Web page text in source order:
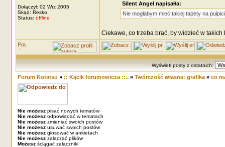
Dołączył: 02 Wrz 2005
Skąd: Resko
Status: offline
Silent Angel napisał/a:
Nie mogłabym mieć takiej tapety na
Ciekawe, co trzeba brać, by widzieć w
Wyświetl posty z ostatnich:
Forum Kotatsu » :: Kącik forumowicza ::..» Twórczość własna: grafika» co
Nie możeszpisać nowych tematów
Nie możeszodpowiadać w tematach
Nie możeszzmieniać swoich postów
Nie możeszusuwać swoich postów
Nie możeszgłosować w ankietach
Nie możeszzałączać plików
Możeszściągać załączniki